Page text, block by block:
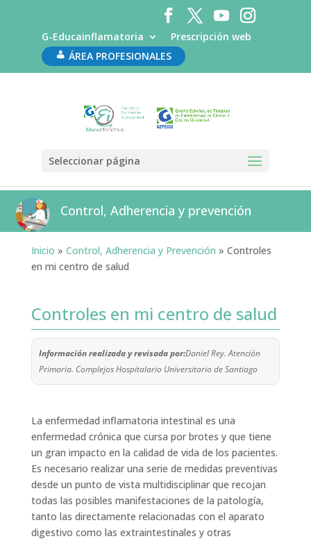
G-Educainflamatoria
Prescripción web
ÁREA PROFESIONALES
Seleccionar página
Control, Adherencia y prevención
Inicio » Control, Adherencia y Prevención » Controles
en mi centro de salud
Controles en mi centro de salud
Información realizada y revisada por:Daniel Rey. Atención
Primaria. Complejos Hospitalario Universitario de Santiago
La enfermedad inflamatoria intestinal es una
enfermedad crónica que cursa por brotes y que tiene
un gran impacto en la calidad de vida de los pacientes.
Es necesario realizar una serie de medidas preventivas
desde un punto de vista multidisciplinar que recojan
todas las posibles manifestaciones de la patología,
tanto las directamente relacionadas con el aparato
digestivo como las extraintestinales y otras